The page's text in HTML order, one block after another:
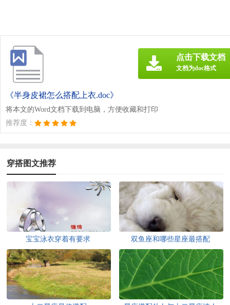
《半身皮裙怎么搭配上衣.doc》
将本文的Word文档下载到电脑，方便收藏和打印
推荐度：
点击下载文档
文档为doc格式
穿搭图文推荐
宝宝泳衣穿着有要求 双鱼座和哪些星座最搭配